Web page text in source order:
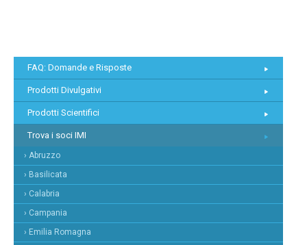
FAQ: Domande e Risposte
Prodotti Divulgativi
Prodotti Scientifici
Trova i soci IMI
› Abruzzo
› Basilicata
› Calabria
› Campania
› Emilia Romagna